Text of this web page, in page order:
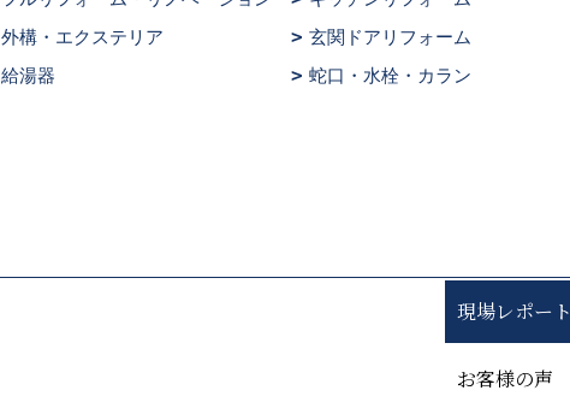
外構・エクステリア 玄関ドアリフォーム
給湯器 蛇口・水栓・カラン
現場レポート
お客様の声